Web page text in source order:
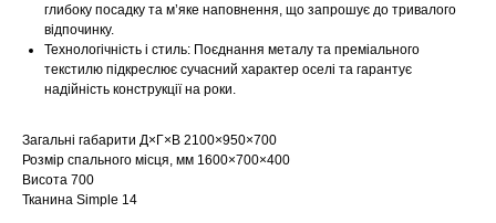
глибоку посадку та м’яке наповнення, що запрошує до тривалого
відпочинку.
Технологічність і стиль: Поєднання металу та преміального
текстилю підкреслює сучасний характер оселі та гарантує
надійність конструкції на роки.
Загальні габарити Д×Г×В 2100×950×700
Розмір спального місця, мм 1600×700×400
Висота 700
Тканина Simple 14